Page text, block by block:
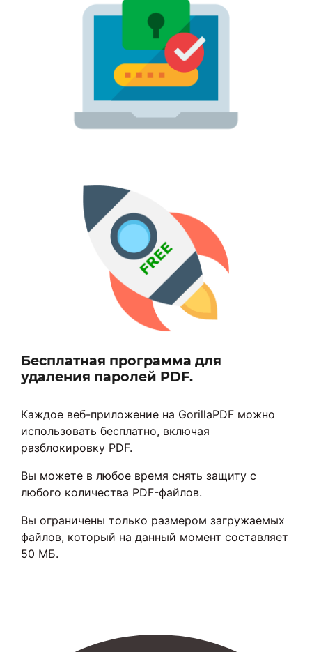
Бесплатная программа для
удаления паролей PDF.
Каждое веб-приложение на GorillaPDF можно
использовать бесплатно, включая
разблокировку PDF.
Вы можете в любое время снять защиту с
любого количества PDF-файлов.
Вы ограничены только размером загружаемых
файлов, который на данный момент составляет
50 МБ.